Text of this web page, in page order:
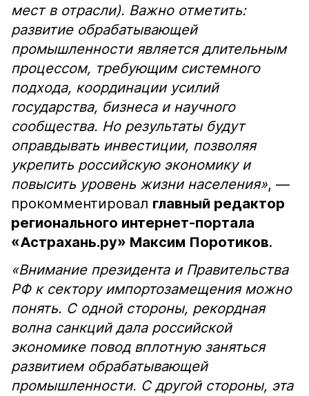
мест в отрасли). Важно отметить:
развитие обрабатывающей
промышленности является длительным
процессом, требующим системного
подхода, координации усилий
государства, бизнеса и научного
сообщества. Но результаты будут
оправдывать инвестиции, позволяя
укрепить российскую экономику и
повысить уровень жизни населения», —
прокомментировал главный редактор
регионального интернет-портала
«Астрахань.ру» Максим Поротиков.
«Внимание президента и Правительства
РФ к сектору импортозамещения можно
понять. С одной стороны, рекордная
волна санкций дала российской
экономике повод вплотную заняться
развитием обрабатывающей
промышленности. С другой стороны, эта